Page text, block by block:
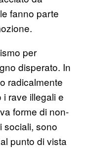
fanno parte
per
disperato. In
radicalmente
rave illegali e
forme di non-
sociali, sono
punto di vista